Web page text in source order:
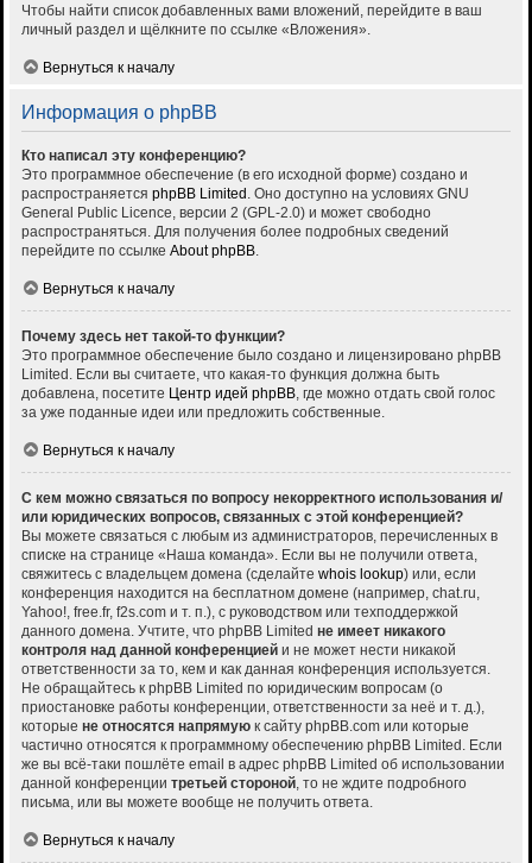
Чтобы найти список добавленных вами вложений, перейдите в ваш
личный раздел и щёлкните по ссылке «Вложения».
Вернуться к началу
Информация о phpBB
Кто написал эту конференцию?
Это программное обеспечение (в его исходной форме) создано и
распространяется phpBB Limited . Оно доступно на условиях GNU
General Public Licence, версии 2 (GPL-2.0) и может свободно
распространяться. Для получения более подробных сведений
перейдите по ссылке About phpBB.
Вернуться к началу
Почему здесь нет такой-то функции?
Это программное обеспечение было создано и лицензировано phpBB
Limited. Если вы считаете, что какая-то функция должна быть
добавлена, посетите Центр идей phpBB, где можно отдать свой голос
за уже поданные идеи или предложить собственные.
Вернуться к началу
С кем можно связаться по вопросу некорректного использования и/
или юридических вопросов, связанных с этой конференцией?
Вы можете связаться с любым из администраторов, перечисленных в
списке на странице «Наша команда». Если вы не получили ответа,
свяжитесь с владельцем домена (сделайте whois lookup) или, если
конференция находится на бесплатном домене (например, chat.ru,
Yahoo!, free.fr, f2s.com и т. п.), с руководством или техподдержкой
данного домена. Учтите, что phpBB Limited не имеет никакого
контроля над данной конференцией и не может нести никакой
ответственности за то, кем и как данная конференция используется.
Не обращайтесь к phpBB Limited по юридическим вопросам (о
приостановке работы конференции, ответственности за неё и т. д.),
которые не относятся напрямую к сайту phpBB.com или которые
частично относятся к программному обеспечению phpBB Limited. Если
же вы всё-таки пошлёте email в адрес phpBB Limited об использовании
данной конференции третьей стороной, то не ждите подробного
письма, или вы можете вообще не получить ответа.
Вернуться к началу